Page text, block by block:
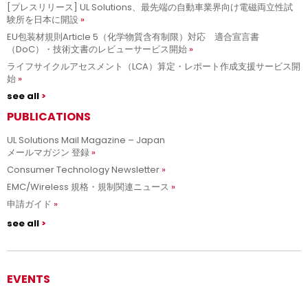
[プレスリリース] UL Solutions、最先端の自動車業界向け電磁両立性試
験所を日本に開設
EU包装材規則Article 5（化学物質含有制限）対応 適合宣言書
（DoC）・技術文書のレビューサービス開始
ライフサイクルアセスメント（LCA）算定・レポート作成支援サービス開
始
see all
PUBLICATIONS
UL Solutions Mail Magazine – Japan
メールマガジン 登録
Consumer Technology Newsletter
EMC/Wireless 規格・規制関連ニュース
申請ガイド
see all
EVENTS